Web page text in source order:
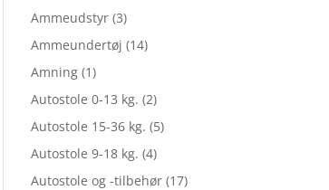
Ammeudstyr (3)
Ammeundertøj (14)
Amning (1)
Autostole 0-13 kg. (2)
Autostole 15-36 kg. (5)
Autostole 9-18 kg. (4)
Autostole og -tilbehør (17)